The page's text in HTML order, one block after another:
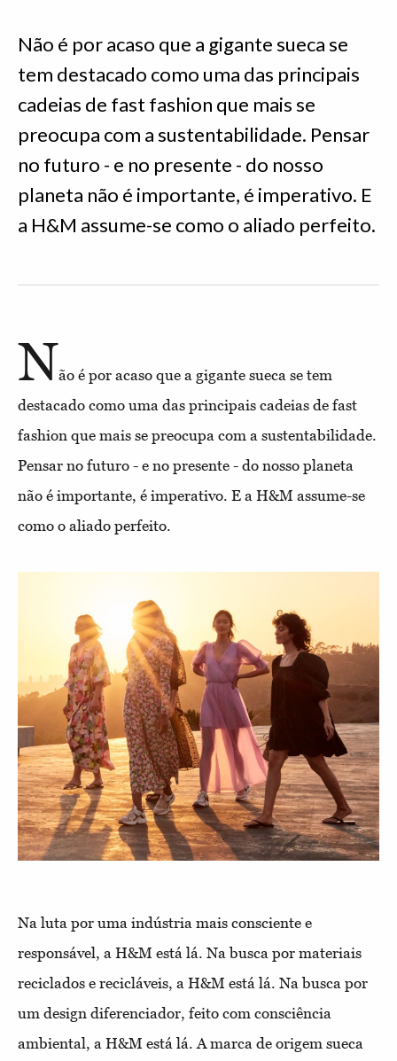
Não é por acaso que a gigante sueca se
tem destacado como uma das principais
cadeias de fast fashion que mais se
preocupa com a sustentabilidade. Pensar
no futuro - e no presente - do nosso
planeta não é importante, é imperativo. E
a H&M assume-se como o aliado perfeito.
Não é por acaso que a gigante sueca se tem
destacado como uma das principais cadeias de fast
fashion que mais se preocupa com a sustentabilidade.
Pensar no futuro - e no presente - do nosso planeta
não é importante, é imperativo. E a H&M assume-se
como o aliado perfeito.
Na luta por uma indústria mais consciente e
responsável, a H&M está lá. Na busca por materiais
reciclados e recicláveis, a H&M está lá. Na busca por
um design diferenciador, feito com consciência
ambiental, a H&M está lá. A marca de origem sueca